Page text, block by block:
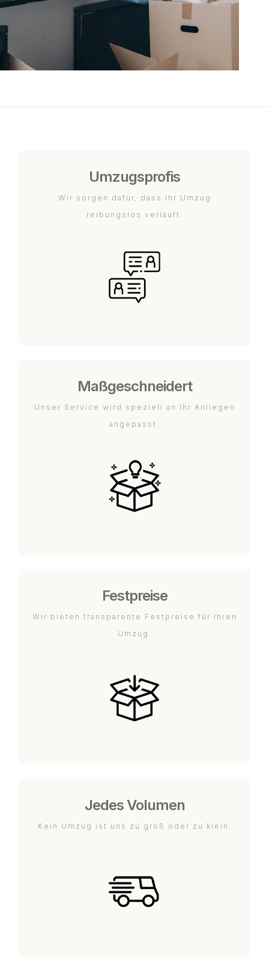
Umzugsprofis
Wir sorgen dafür, dass Ihr Umzug
reibungslos verläuft.
Maßgeschneidert
Unser Service wird speziell an Ihr Anliegen
angepasst.
Festpreise
Wir bieten transparente Festpreise für Ihren
Umzug.
Jedes Volumen
Kein Umzug ist uns zu groß oder zu klein.